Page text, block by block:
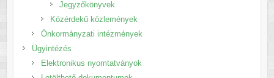
Jegyzőkönyvek
Közérdekű közlemények
Önkormányzati intézmények
Ügyintézés
Elektronikus nyomtatványok